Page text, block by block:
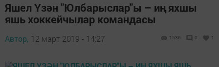
Яшел Үзән "Юлбарыслар"ы – иң яхшы
яшь хоккейчылар командасы
Автор, 12 март 2019 - 14:27 1536 0 1